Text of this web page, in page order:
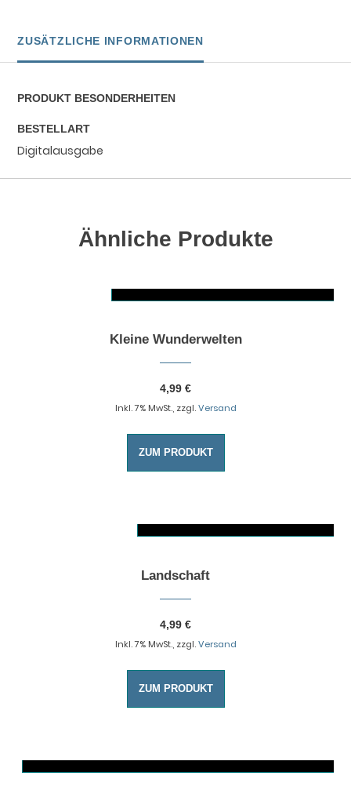
ZUSÄTZLICHE INFORMATIONEN
PRODUKT BESONDERHEITEN
BESTELLART
Digitalausgabe
Ähnliche Produkte
Dieses Produkt weist mehrere Varianten auf. Die Optionen können auf der Produktseite gewählt werden
Kleine Wunderwelten
4,99 €
Inkl. 7% MwSt., zzgl.Versand
ZUM PRODUKT
Dieses Produkt weist mehrere Varianten auf. Die Optionen können auf der Produktseite gewählt werden
Landschaft
4,99 €
Inkl. 7% MwSt., zzgl.Versand
ZUM PRODUKT
Dieses Produkt weist mehrere Varianten auf. Die Optionen können auf der Produktseite gewählt werden